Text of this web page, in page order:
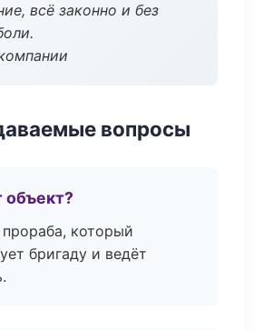
всё законно и без
вопросы
объект?
который
бригаду и ведёт